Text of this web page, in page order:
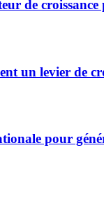
de croissance
un levier de
pour